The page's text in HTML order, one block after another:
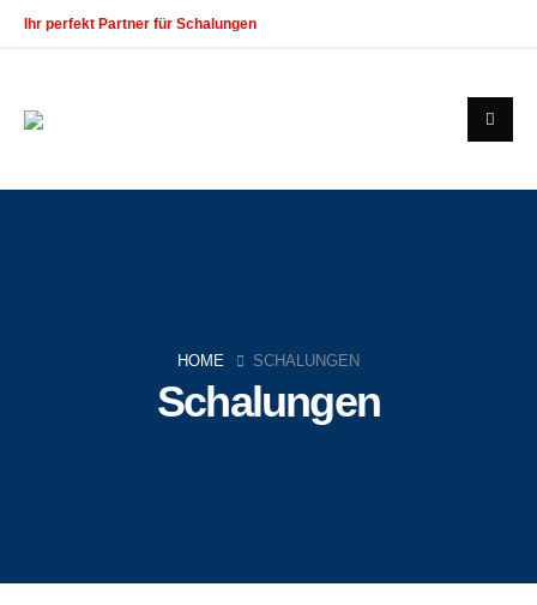
Ihr perfekt Partner für Schalungen
Schalungen
HOME SCHALUNGEN